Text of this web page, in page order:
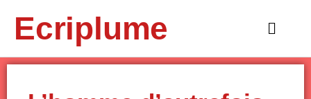
contenuEcriplume
Main